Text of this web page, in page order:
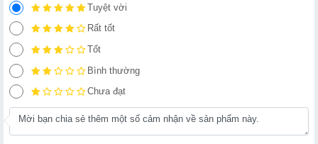
Tuyệt vời
Rất tốt
Tốt
Bình thường
Chưa đạt